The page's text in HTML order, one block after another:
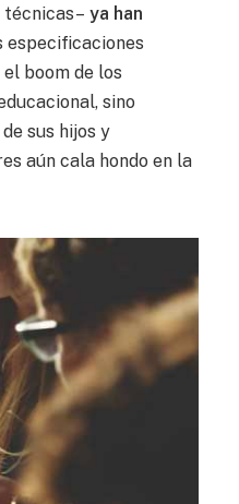
ya han
especificaciones
boom de los
sino
sus hijos y
aún cala hondo en la